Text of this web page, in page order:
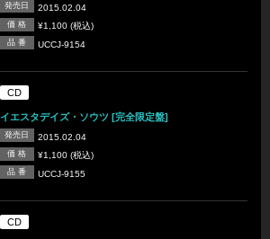
発売日 2015.02.04
価 格 ¥1,100 (税込)
品 番 UCCJ-9154
CD
イエスタデイズ・ソウツ [完全限定盤]
発売日 2015.02.04
価 格 ¥1,100 (税込)
品 番 UCCJ-9155
CD